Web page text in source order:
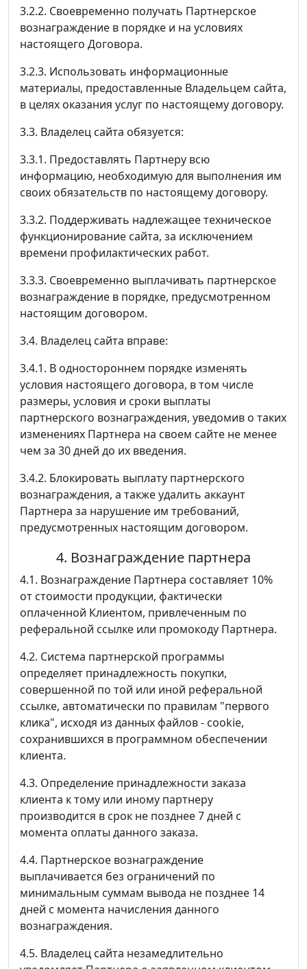
3.2.2. Своевременно получать Партнерское
вознаграждение в порядке и на условиях
настоящего Договора.
3.2.3. Использовать информационные
материалы, предоставленные Владельцем сайта,
в целях оказания услуг по настоящему договору.
3.3. Владелец сайта обязуется:
3.3.1. Предоставлять Партнеру всю
информацию, необходимую для выполнения им
своих обязательств по настоящему договору.
3.3.2. Поддерживать надлежащее техническое
функционирование сайта, за исключением
времени профилактических работ.
3.3.3. Своевременно выплачивать партнерское
вознаграждение в порядке, предусмотренном
настоящим договором.
3.4. Владелец сайта вправе:
3.4.1. В одностороннем порядке изменять
условия настоящего договора, в том числе
размеры, условия и сроки выплаты
партнерского вознаграждения, уведомив о таких
изменениях Партнера на своем сайте не менее
чем за 30 дней до их введения.
3.4.2. Блокировать выплату партнерского
вознаграждения, а также удалить аккаунт
Партнера за нарушение им требований,
предусмотренных настоящим договором.
4. Вознаграждение партнера
4.1. Вознаграждение Партнера составляет 10%
от стоимости продукции, фактически
оплаченной Клиентом, привлеченным по
реферальной ссылке или промокоду Партнера.
4.2. Система партнерской программы
определяет принадлежность покупки,
совершенной по той или иной реферальной
ссылке, автоматически по правилам "первого
клика", исходя из данных файлов - cookie,
сохранившихся в программном обеспечении
клиента.
4.3. Определение принадлежности заказа
клиента к тому или иному партнеру
производится в срок не позднее 7 дней с
момента оплаты данного заказа.
4.4. Партнерское вознаграждение
выплачивается без ограничений по
минимальным суммам вывода не позднее 14
дней с момента начисления данного
вознаграждения.
4.5. Владелец сайта незамедлительно